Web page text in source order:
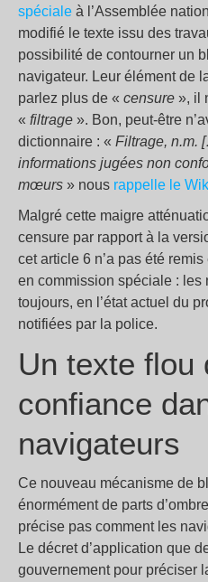
spéciale à l’Assemblée
modifié le texte issu des
possibilité de contourner un
navigateur. Leur élément de
parlez plus de « censure », il
« filtrage ». Bon, peut-être
dictionnaire : « Filtrage, n.m.
informations jugées non
mœurs » nous rappelle le
Malgré cette maigre
censure par rapport à la
cet article 6 n’a pas été
en commission spéciale : les
toujours, en l’état actuel du
notifiées par la police.
Un texte flou
confiance
navigateurs
Ce nouveau mécanisme de
énormément de parts
précise pas comment les
Le décret d’application que
gouvernement pour préciser